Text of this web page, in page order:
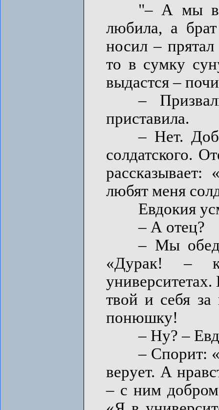
"– А мы в те
любила, а
носил –
то в сумку
выдастся –
–
приставила.
– Нет.
солдатского.
любят меня
Евдокия
– А отец?
– Мы
«Дурак! –
твой и себя
понюшку!
– Ну? –
– Спорит:
верует. А
– с ним добром